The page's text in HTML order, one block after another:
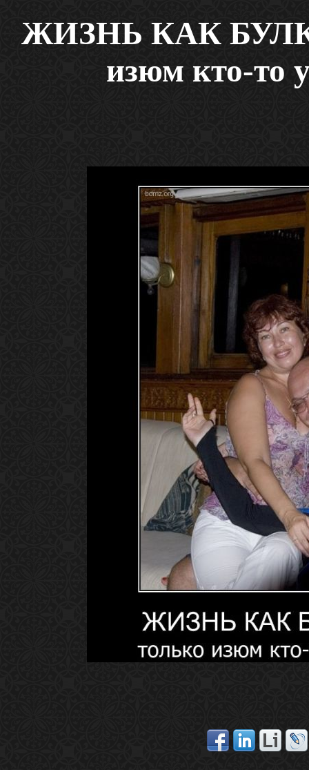
ЖИЗНЬ КАК
изюм кто-то